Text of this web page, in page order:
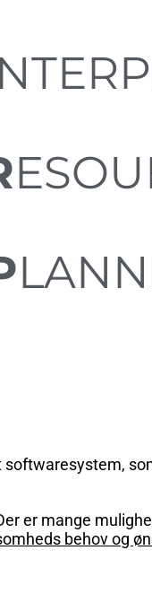
softwaresystem,
er mange
behov og